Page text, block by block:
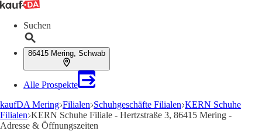
Suchen
86415 Mering, Schwab
Alle Prospekte
kaufDA Mering Filialen Schuhgeschäfte Filialen KERN Schuhe
Filialen KERN Schuhe Filiale - Hertzstraße 3, 86415 Mering -
Adresse & Öffnungszeiten